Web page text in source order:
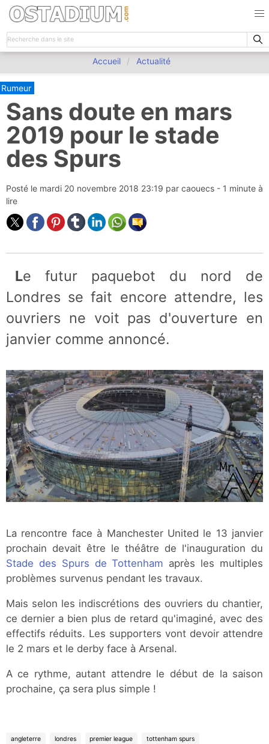
Accueil Actualité
Rumeur
Sans doute en mars
2019 pour le stade
des Spurs
Posté le mardi 20 novembre 2018 23:19 par caouecs - 1 minute à
lire
Le futur paquebot du nord de
Londres se fait encore attendre, les
ouvriers ne voit pas d'ouverture en
janvier comme annoncé.
La rencontre face à Manchester United le 13 janvier
prochain devait être le théâtre de l'inauguration du
Stade des Spurs de Tottenham après les multiples
problèmes survenus pendant les travaux.
Mais selon les indiscrétions des ouvriers du chantier,
ce dernier a bien plus de retard qu'imaginé, avec des
effectifs réduits. Les supporters vont devoir attendre
le 2 mars et le derby face à Arsenal.
A ce rythme, autant attendre le début de la saison
prochaine, ça sera plus simple !
angleterre londres premier league tottenham spurs